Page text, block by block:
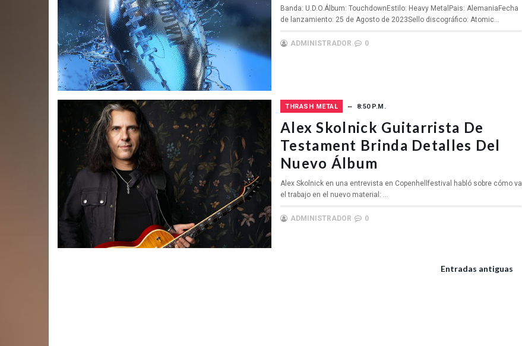
Banda: U.D.O.Álbum: TouchdownEstilo: Heavy MetalPais: AlemaniaFecha
de lanzamiento: 25 de Agosto de 2023Sello discográfico: Atomic...
ADMINISTRADOR 0
THRASH METAL 8:50 P.M.
Alex Skolnick Guitarrista De
Testament Brinda Detalles Del
Nuevo Álbum
Alex Skolnick en una entrevista en Copenhellfestival habló sobre cómo va
el trabajo en el nuevo material: ...
ADMINISTRADOR 0
Entradas antiguas